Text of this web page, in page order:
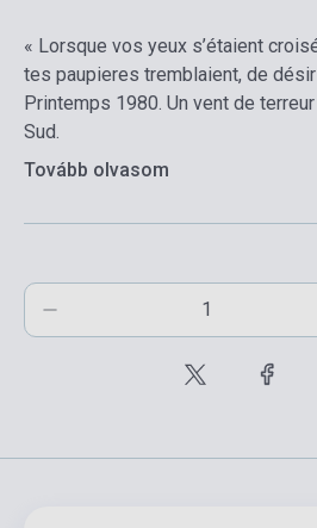
« Lorsque vos yeux s’étaient
tes paupieres tremblaient, de
Printemps 1980. Un vent de
Sud.
Tovább olvasom